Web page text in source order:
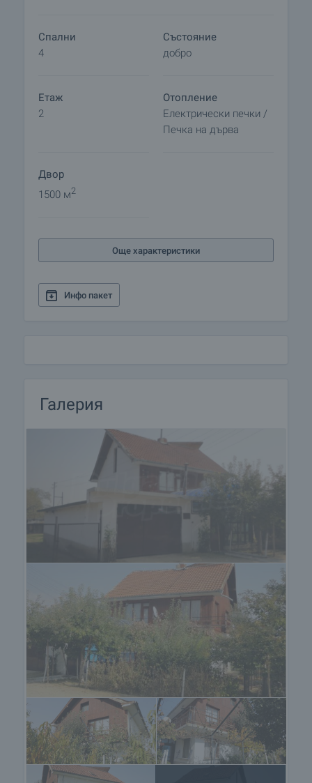
Спални
4
Състояние
добро
Етаж
2
Отопление
Електрически печки /
Печка на дърва
Двор
1500 м2
Още характеристики
Инфо пакет
Галерия